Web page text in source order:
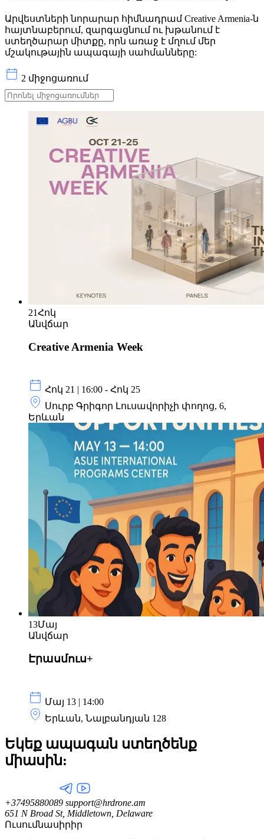
Արվեստների նորարար հիմնադրամ Creative Armenia-ն
հայտնաբերում, զարգացնում ու խթանում է
ստեղծարար միտքը, որն առաջ է մղում մեր
մշակութային ապագայի սահմանները:
2 միջոցառում
21Հոկ
Անվճար
Creative Armenia Week
Հոկ 21 | 16:00 - Հոկ 25
Սուրբ Գրիգոր Լուսավորիչի փողոց, 6,
Երևան
13Մայ
Անվճար
Էրասմուս+
Մայ 13 | 14:00
Երևան, Նալբանդյան 128
Եկեք ապագան ստեղծենք
միասին:
+37495880089 support@hrdrone.am
651 N Broad St, Middletown, Delaware
Ուսումնասիրիր